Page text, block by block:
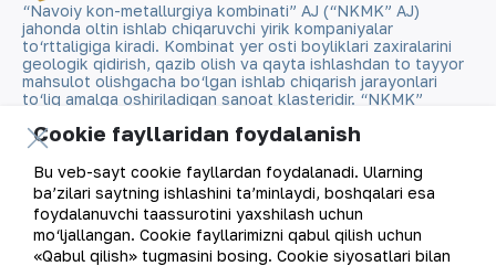
“Navoiy kon-metallurgiya kombinati” AJ (“NKMK” AJ)
jahonda oltin ishlab chiqaruvchi yirik kompaniyalar
to‘rttaligiga kiradi. Kombinat yer osti boyliklari zaxiralarini
geologik qidirish, qazib olish va qayta ishlashdan to tayyor
mahsulot olishgacha bo‘lgan ishlab chiqarish jarayonlari
to‘liq amalga oshiriladigan sanoat klasteridir. “NKMK”
qimmatbaho metallar bo‘yicha birjalarida O‘zbekistonning
brendiga aylandi.
Kompaniya haqida
Bizning faoliyatimiz
Aloqalar
Sayt xaritasi
Cookie fayllaridan foydalanish
Bu veb-sayt cookie fayllardan foydalanadi. Ularning
ba’zilari saytning ishlashini ta’minlaydi, boshqalari esa
foydalanuvchi taassurotini yaxshilash uchun
mo‘ljallangan. Cookie fayllarimizni qabul qilish uchun
«Qabul qilish» tugmasini bosing. Cookie siyosatlari bilan